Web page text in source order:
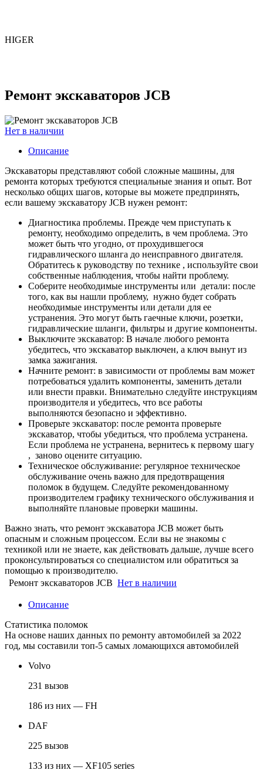
HIGER
Ремонт экскаваторов JCB
Нет в наличии
Описание
Экскаваторы представляют собой сложные машины, для
ремонта которых требуются специальные знания и опыт. Вот
несколько общих шагов, которые вы можете предпринять,
если вашему экскаватору JCB нужен ремонт:
Диагностика проблемы. Прежде чем приступать к
ремонту, необходимо определить, в чем проблема. Это
может быть что угодно, от прохудившегося
гидравлического шланга до неисправного двигателя.
Обратитесь к руководству по технике , используйте свои
собственные наблюдения, чтобы найти проблему.
Соберите необходимые инструменты или детали: после
того, как вы нашли проблему, нужно будет собрать
необходимые инструменты или детали для ее
устранения. Это могут быть гаечные ключи, розетки,
гидравлические шланги, фильтры и другие компоненты.
Выключите экскаватор: В начале любого ремонта
убедитесь, что экскаватор выключен, а ключ вынут из
замка зажигания.
Начните ремонт: в зависимости от проблемы вам может
потребоваться удалить компоненты, заменить детали
или внести правки. Внимательно следуйте инструкциям
производителя и убедитесь, что все работы
выполняются безопасно и эффективно.
Проверьте экскаватор: после ремонта проверьте
экскаватор, чтобы убедиться, что проблема устранена.
Если проблема не устранена, вернитесь к первому шагу
, заново оцените ситуацию.
Техническое обслуживание: регулярное техническое
обслуживание очень важно для предотвращения
поломок в будущем. Следуйте рекомендованному
производителем графику технического обслуживания и
выполняйте плановые проверки машины.
Важно знать, что ремонт экскаватора JCB может быть
опасным и сложным процессом. Если вы не знакомы с
техникой или не знаете, как действовать дальше, лучше всего
проконсультироваться со специалистом или обратиться за
помощью к производителю.
Ремонт экскаваторов JCB Нет в наличии
Описание
Статистика поломок
На основе наших данных по ремонту автомобилей за 2022
год, мы составили топ-5 самых ломающихся автомобилей
Volvo
231 вызов
186 из них — FH
DAF
225 вызов
133 из них — XF105 series